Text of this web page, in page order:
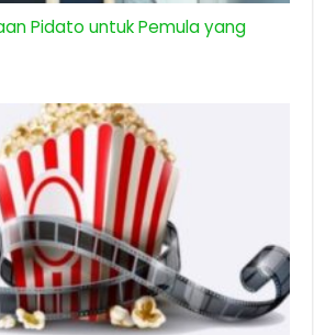
Pidato untuk Pemula yang